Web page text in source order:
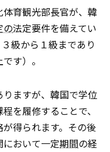
育観光部長官が、韓
の法定要件を備えてい
級から１級まであり
す）。
ますが、韓国で学位
を履修することで、
得られます。その後
おいて一定期間の経